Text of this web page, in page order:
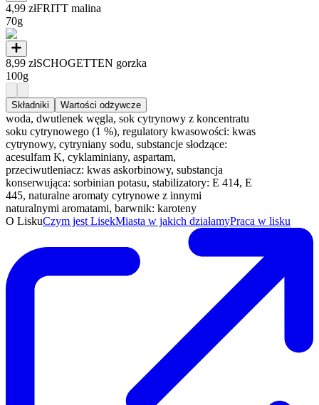
4,99 złFRITT malina
70g
8,99 złSCHOGETTEN gorzka
100g
Składniki Wartości odżywcze
woda, dwutlenek węgla, sok cytrynowy z koncentratu
soku cytrynowego (1 %), regulatory kwasowości: kwas
cytrynowy, cytryniany sodu, substancje słodzące:
acesulfam K, cyklaminiany, aspartam,
przeciwutleniacz: kwas askorbinowy, substancja
konserwująca: sorbinian potasu, stabilizatory: E 414, E
445, naturalne aromaty cytrynowe z innymi
naturalnymi aromatami, barwnik: karoteny
O LiskuCzym jest LisekMiasta w jakich działamyPraca w lisku